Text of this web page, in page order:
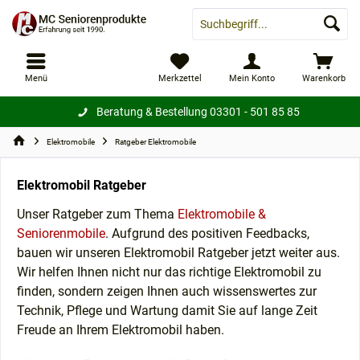
Beratung & Bestellung 03301 - 501 85 85
Warenkorb
Merkzettel Mein Konto
Menü
Elektromobile Ratgeber Elektromobile
Elektromobil Ratgeber
Unser Ratgeber zum Thema Elektromobile &
Seniorenmobile. Aufgrund des positiven Feedbacks,
bauen wir unseren Elektromobil Ratgeber jetzt weiter aus.
Wir helfen Ihnen nicht nur das richtige Elektromobil zu
finden, sondern zeigen Ihnen auch wissenswertes zur
Technik, Pflege und Wartung damit Sie auf lange Zeit
Freude an Ihrem Elektromobil haben.